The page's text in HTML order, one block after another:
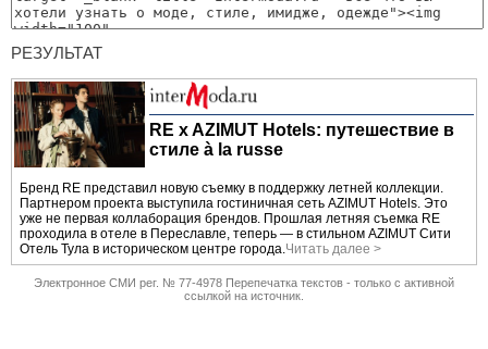
РЕЗУЛЬТАТ
RE x AZIMUT Hotels: путешествие в
стиле à la russe
Бренд RE представил новую съемку в поддержку летней коллекции.
Партнером проекта выступила гостиничная сеть AZIMUT Hotels. Это
уже не первая коллаборация брендов. Прошлая летняя съемка RE
проходила в отеле в Переславле, теперь — в стильном AZIMUT Сити
Отель Тула в историческом центре города.Читать далее >
Электронное СМИ рег. № 77-4978 Перепечатка текстов - только с активной
ссылкой на источник.